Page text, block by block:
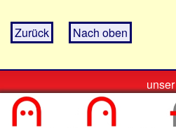
Zurück Nach oben